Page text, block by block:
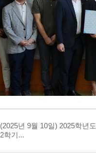
(2025년 9월 10일) 2025학년도
2학기...